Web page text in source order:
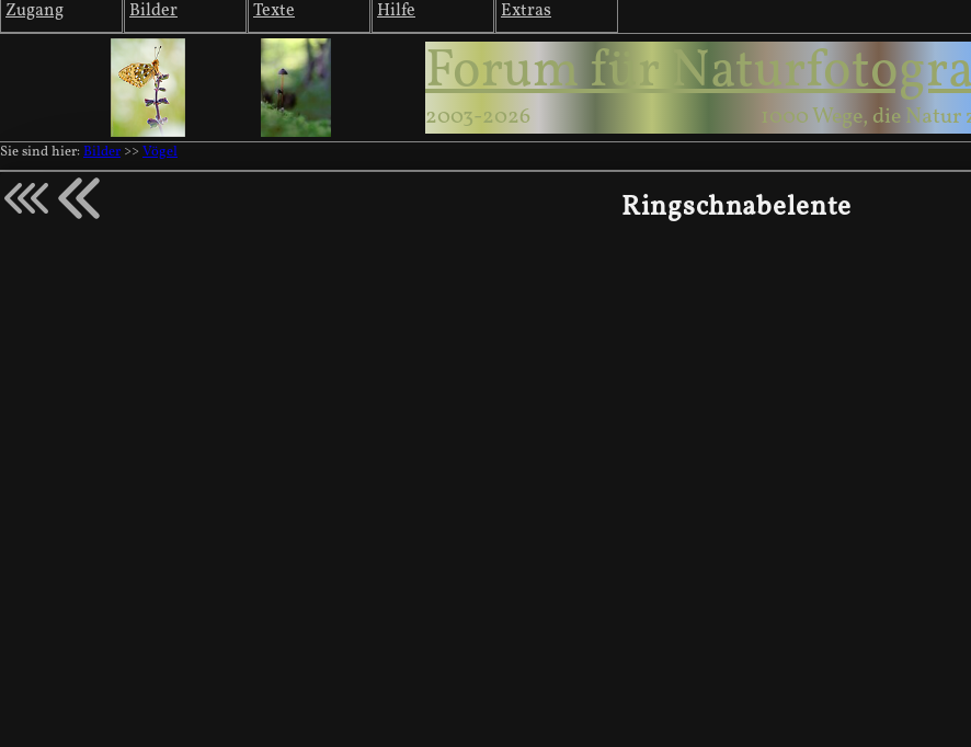
Zugang Bilder Texte Hilfe Extras
Forum für
2003-2026 1000 Wege, die Natur
Sie sind hier: Bilder >> Vögel
Ringschnabelente